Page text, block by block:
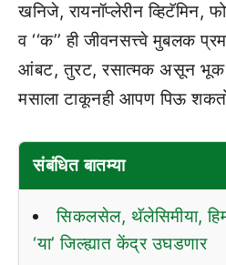
खनिजे, रायनॉप्लेरीन व्हिटॅमिन,
व ‘‘क’’ ही जीवनसत्त्वे मुबलक
आंबट, तुरट, रसात्मक असून भूक
मसाला टाकूनही आपण पिऊ
संबंधित बातम्या
सिकलसेल, थॅलेसिमीया,
‘या’ जिल्ह्यात केंद्र उघडणार